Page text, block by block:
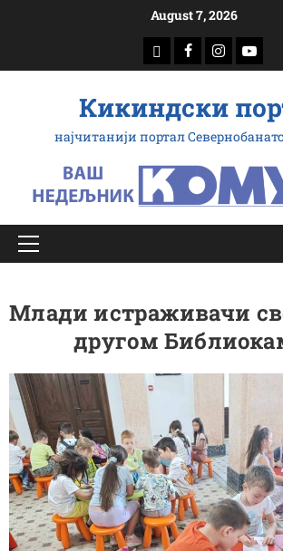
August 7, 2026
доwнлоад
Фацебоок
Инстаграм
Кикиндски
најчитанији портал
Примарy
Млади истраживачи
другом